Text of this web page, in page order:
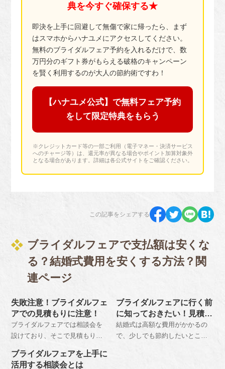
典を今すぐ確保する★
即決を上手に回避して無傷で家に帰ったら、まず
はスマホからハナユメにアクセスしてください。
無料のブライダルフェア予約を入れるだけで、数
万円分のギフト券がもらえる破格のキャンペーン
を賢く利用するのが大人の節約術ですわ！
【ハナユメ公式】で無料フェア予約
をして限定特典をもらう
※クレジットカード等の一部ご利用（電子マネー・決済サービス
へのチャージ等）は、還元率が異なる場合やポイント加算対象外
となる場合があります。詳細は各公式サイトをご確認ください。
この記事をシェアする
ブライダルフェアで支払額は安くな
る？結婚式費用を安くする方法？関
連ページ
失敗注意！ブライダルフェ
アでの見積もりに注意！
ブライダルフェアでは相談会を
設けており、そこで見積もりを
しかし出てくる金額は最低限の
ブライダルフェアに行く前
に知っておきたい！見積り
節約交渉！
結婚式は高額な費用がかかるの
で、少しでも節約したいところ
ブライダルフェアを上手に
活用する相談会とは